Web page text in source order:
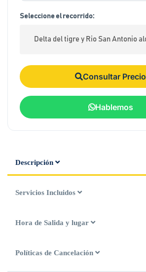
Seleccione el recorrido:
Consultar Precio
Hablemos
Descripción
Servicios Incluidos
Hora de Salida y lugar
Políticas de Cancelación